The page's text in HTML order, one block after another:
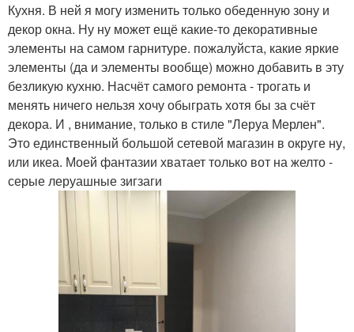
Кухня. В ней я могу изменить только обеденную зону и
декор окна. Ну ну может ещё какие-то декоративные
элементы на самом гарнитуре. пожалуйста, какие яркие
элементы (да и элементы вообще) можно добавить в эту
безликую кухню. Насчёт самого ремонта - трогать и
менять ничего нельзя хочу обыграть хотя бы за счёт
декора. И , внимание, только в стиле "Леруа Мерлен".
Это единственный большой сетевой магазин в округе ну,
или икеа. Моей фантазии хватает только вот на желто -
серые леруашные зигзаги